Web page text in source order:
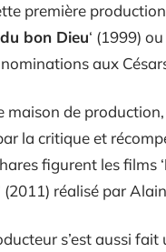
première
bon Dieu‘ (1999)
aux
maison de production,
la critique et
figurent les films ‘
(2011) réalisé par
s’est aussi fait